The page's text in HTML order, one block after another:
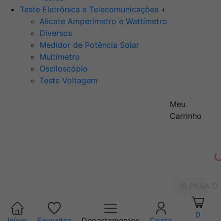
Teste Eletrônica e Telecomunicações +
Alicate Amperímetro e Wattímetro
Diversos
Medidor de Potência Solar
Multímetro
Osciloscópio
Teste Voltagem
Meu
Carrinho
0